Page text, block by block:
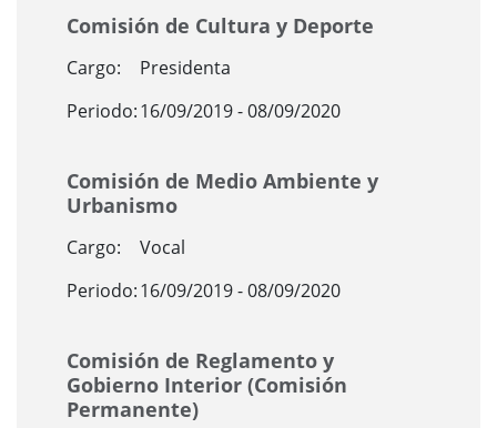
Comisión de Cultura y Deporte
Cargo:
Presidenta
Periodo:16/09/2019 - 08/09/2020
Comisión de Medio Ambiente y
Urbanismo
Cargo:
Vocal
Periodo:16/09/2019 - 08/09/2020
Comisión de Reglamento y
Gobierno Interior (Comisión
Permanente)